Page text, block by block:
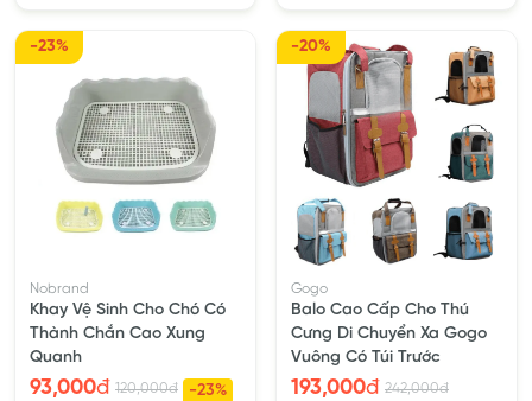
-23%
Nobrand
Khay Vệ Sinh Cho Chó Có
Thành Chắn Cao Xung
Quanh
93,000đ 120,000đ -23%
-20%
Gogo
Balo Cao Cấp Cho Thú
Cưng Di Chuyển Xa Gogo
Vuông Có Túi Trước
193,000đ 242,000đ